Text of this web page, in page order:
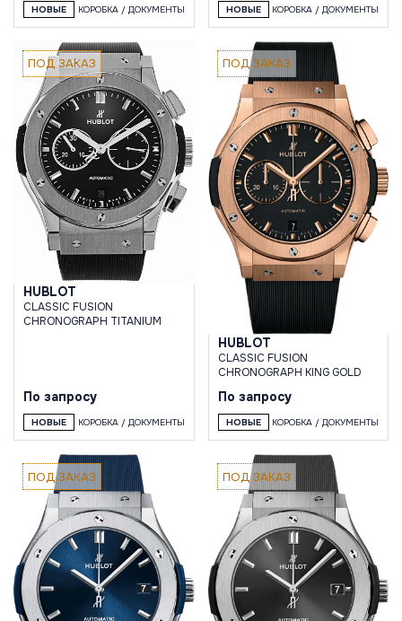
НОВЫЕ КОРОБКА / ДОКУМЕНТЫ НОВЫЕ КОРОБКА / ДОКУМЕНТЫ
ПОД ЗАКАЗ
HUBLOT
CLASSIC FUSION
CHRONOGRAPH TITANIUM
По запросу
НОВЫЕ КОРОБКА / ДОКУМЕНТЫ
ПОД ЗАКАЗ
HUBLOT
CLASSIC FUSION
CHRONOGRAPH KING GOLD
По запросу
НОВЫЕ КОРОБКА / ДОКУМЕНТЫ
ПОД ЗАКАЗ ПОД ЗАКАЗ